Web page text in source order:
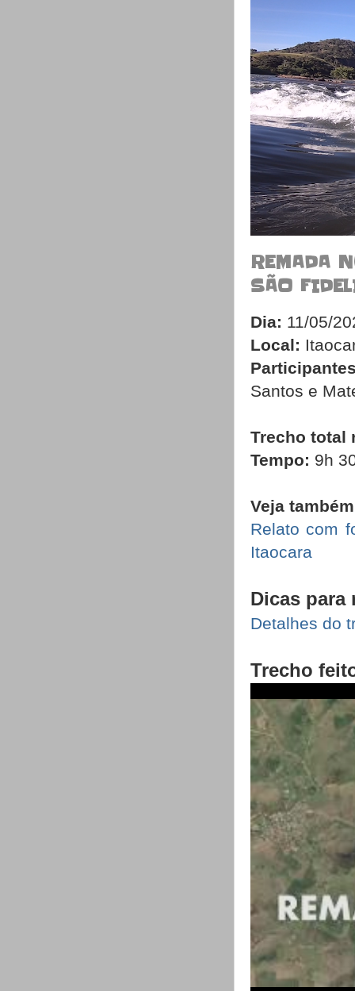
REMADA
SÃO
Dia: 11/05/
Local:
Santos e
Trecho total
Tempo: 9h
Veja
Relato com
Itaocara
Dicas para
Detalhes do
Trecho